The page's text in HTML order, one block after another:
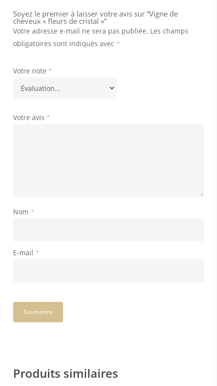
Soyez le premier à laisser votre avis sur “Vigne de
cheveux « fleurs de cristal »”
Votre adresse e-mail ne sera pas publiée. Les champs
obligatoires sont indiqués avec *
Votre note *
Votre avis *
Nom *
E-mail *
Produits similaires